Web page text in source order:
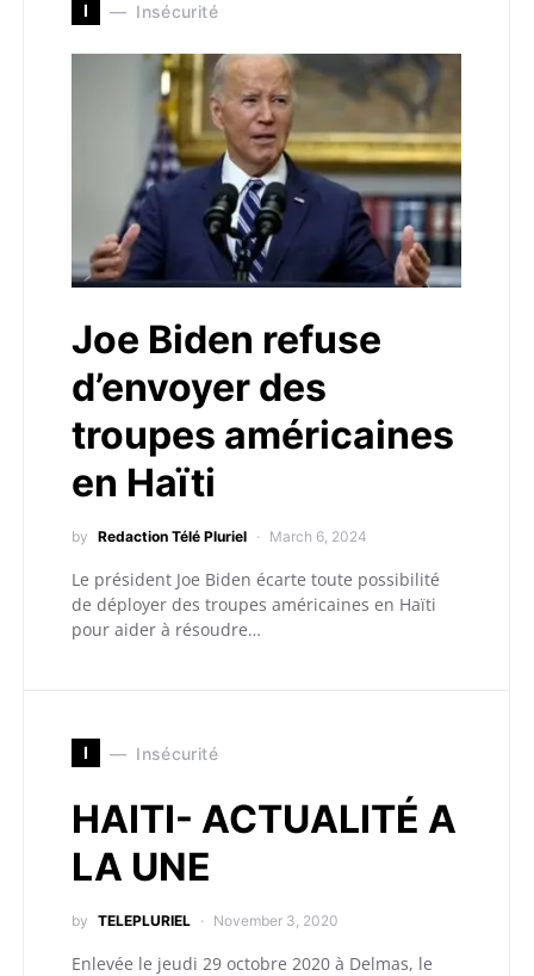
I Insécurité
Joe Biden refuse
d’envoyer des
troupes américaines
en Haïti
by Redaction Télé Pluriel March 6, 2024
Le président Joe Biden écarte toute possibilité
de déployer des troupes américaines en Haïti
pour aider à résoudre…
I Insécurité
HAITI- ACTUALITÉ A
LA UNE
by TELEPLURIEL November 3, 2020
Enlevée le jeudi 29 octobre 2020 à Delmas, le